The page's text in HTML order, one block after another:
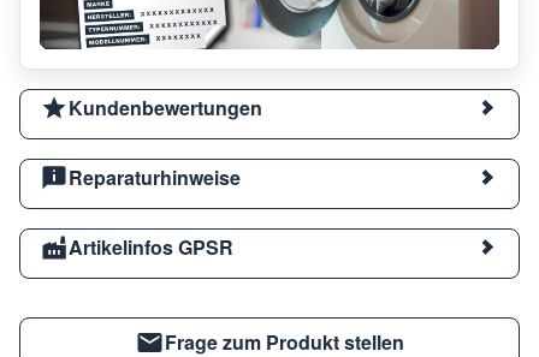
Kundenbewertungen
Reparaturhinweise
Artikelinfos GPSR
Frage zum Produkt stellen